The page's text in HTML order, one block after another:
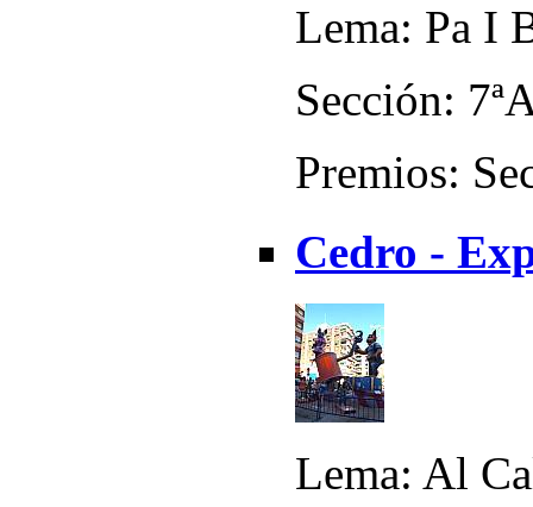
Lema: Pa I
Sección:
Premios:
Cedro -
Lema: Al